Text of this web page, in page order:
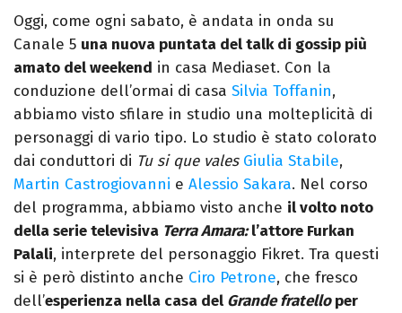
come Fashion Editor. Si specializza poi in
Comunicazione digitale, Giornalismo e
Nuovi media presso La Sapienza,
collaborando con alcune testate ed uffici
stampa.
Oggi, come ogni sabato, è andata in onda su
Canale 5 una nuova puntata del talk di gossip più
amato del weekend in casa Mediaset. Con la
conduzione dell’ormai di casa Silvia Toffanin,
abbiamo visto sfilare in studio una molteplicità di
personaggi di vario tipo. Lo studio è stato colorato
dai conduttori di Tu si que vales Giulia Stabile,
Martin Castrogiovanni e Alessio Sakara. Nel corso
del programma, abbiamo visto anche il volto noto
della serie televisiva Terra Amara:l’attore Furkan
Palali, interprete del personaggio Fikret. Tra questi
si è però distinto anche Ciro Petrone, che fresco
dell’esperienza nella casa del Grande fratelloper